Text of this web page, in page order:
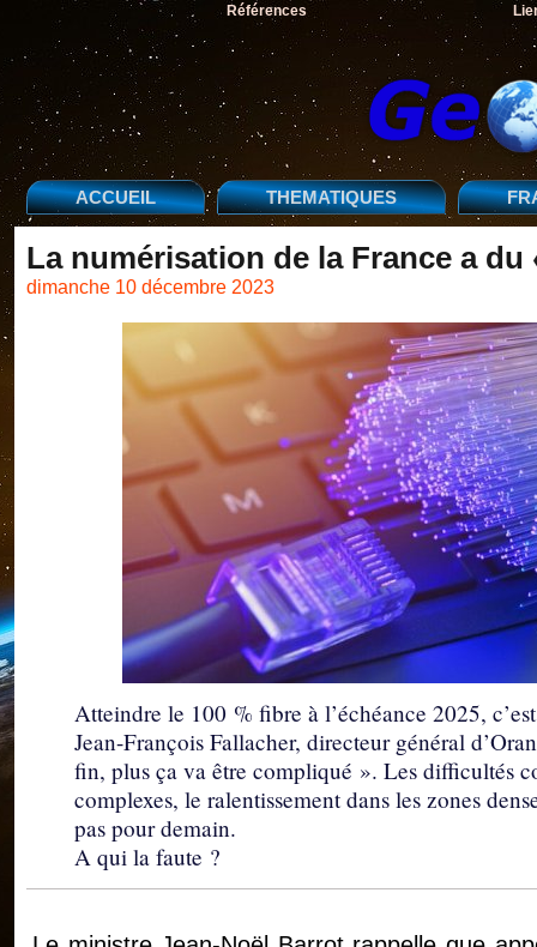
Références
ACCUEIL THEMATIQUES
La numérisation de la France a du
dimanche 10 décembre 2023
Atteindre le 100 % fibre à l’échéance 2025,
Jean-François Fallacher, directeur général
fin, plus ça va être compliqué ». Les difficultés
complexes, le ralentissement dans les zones
pas pour demain.
A qui la faute ?